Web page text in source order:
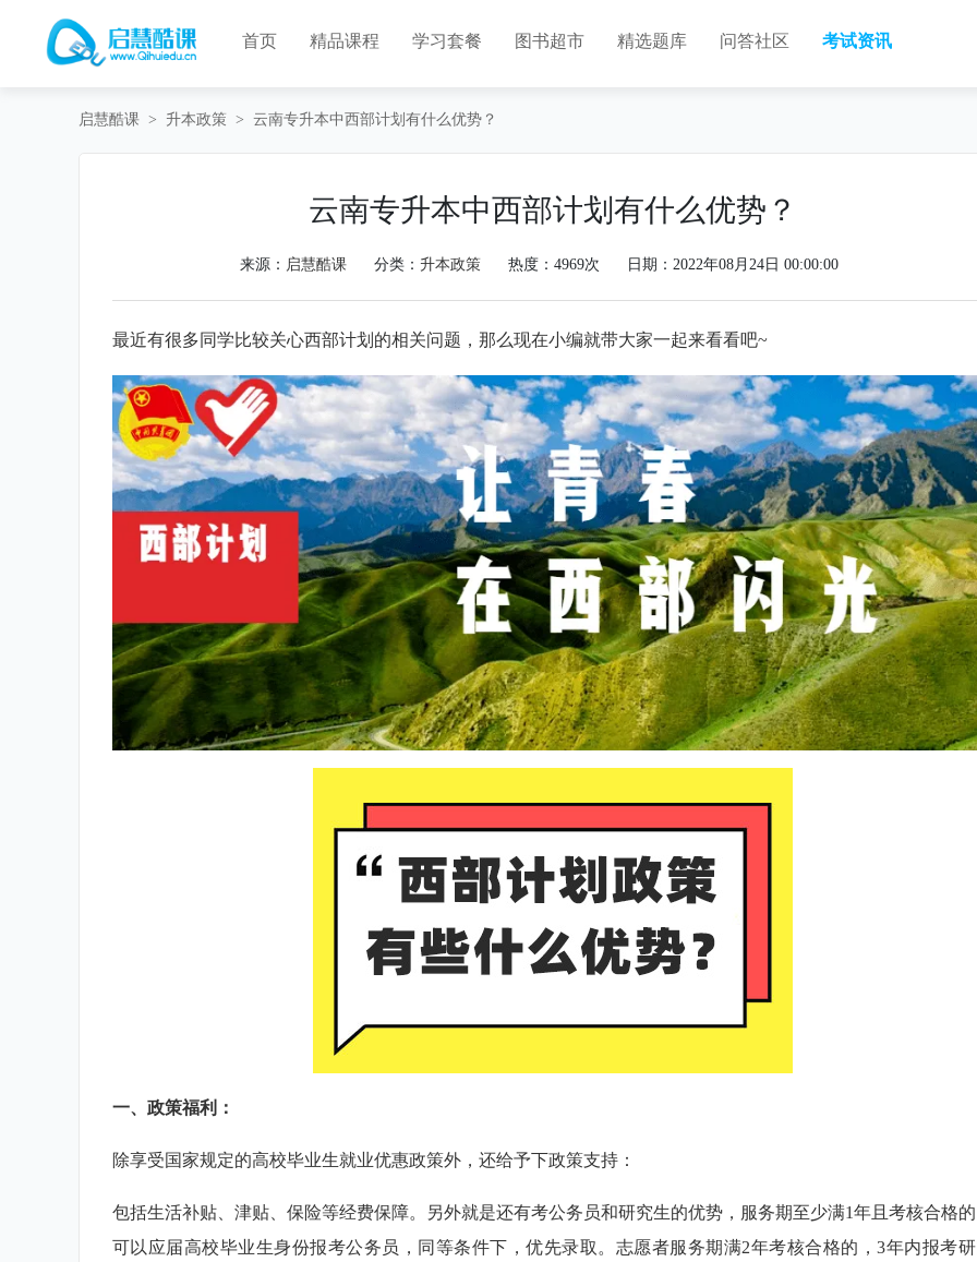
首页 精品课程 学习套餐 图书超市 精选题库 问答社区 考试资讯
启慧酷课 > 升本政策 > 云南专升本中西部计划有什么优势？
云南专升本中西部计划有什么优势？
来源： 启慧酷课 分类： 升本政策 热度：4969次 日期：2022年08月24日 00:00:00
最近有很多同学比较关心西部计划的相关问题，那么现在小编就带大家一起来看看吧~
一、政策福利：
除享受国家规定的高校毕业生就业优惠政策外，还给予下政策支持：
包括生活补贴、津贴、保险等经费保障。另外就是还有考公务员和研究生的优势，服务期至少满1年且考核合格的
可以应届高校毕业生身份报考公务员，同等条件下，优先录取。志愿者服务期满2年考核合格的，3年内报考